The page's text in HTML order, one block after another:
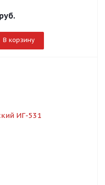
В корзину